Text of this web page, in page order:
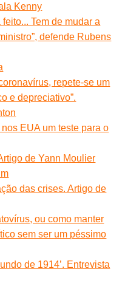
Kenny
Tem de mudar a
defende Rubens
repete-se um
e depreciativo”.
EUA um teste para o
de Yann Moulier
das crises. Artigo de
ou como manter
sem ser um péssimo
de 1914’. Entrevista